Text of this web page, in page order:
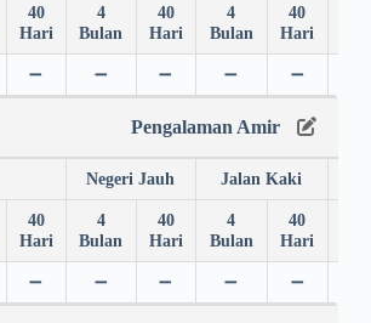
40
Hari
4
Bulan
40
Hari
4
Bulan
40
Hari
➖ ➖ ➖ ➖ ➖
Pengalaman Amir
Negeri Jauh Jalan Kaki
40
Hari
4
Bulan
40
Hari
4
Bulan
40
Hari
➖ ➖ ➖ ➖ ➖